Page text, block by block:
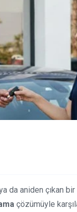
da aniden çıkan
çözümüyle